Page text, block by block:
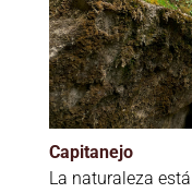
Capitanejo
La naturaleza